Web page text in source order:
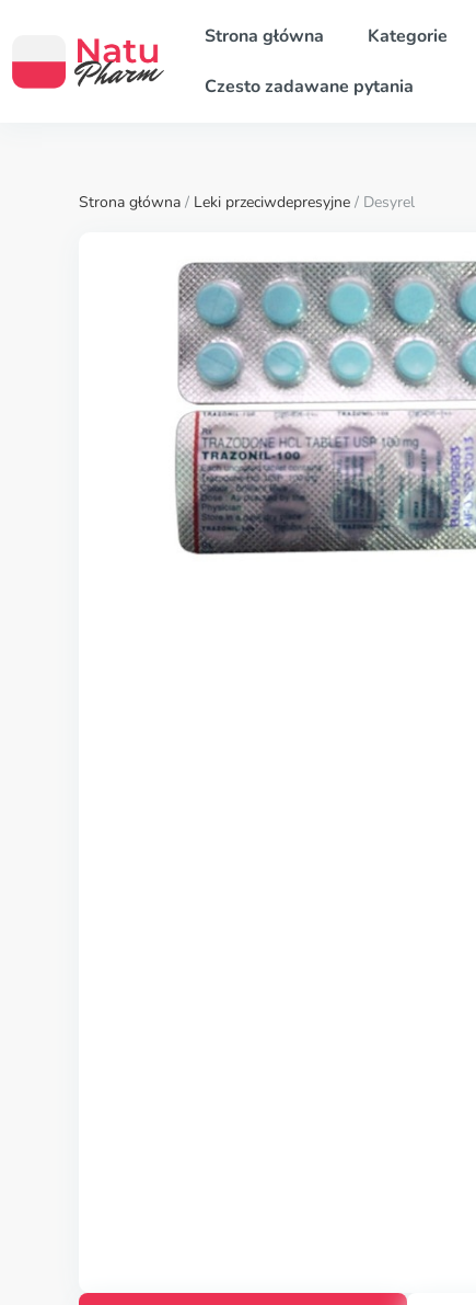
Strona główna Kategorie
Czesto zadawane pytania
Strona główna / Leki przeciwdepresyjne / Desyrel